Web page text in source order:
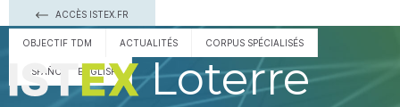
ACCÈS ISTEX.FR
OBJECTIF TDM ACTUALITÉS CORPUS SPÉCIALISÉS
ESPAÑOL ENGLISH Loterre